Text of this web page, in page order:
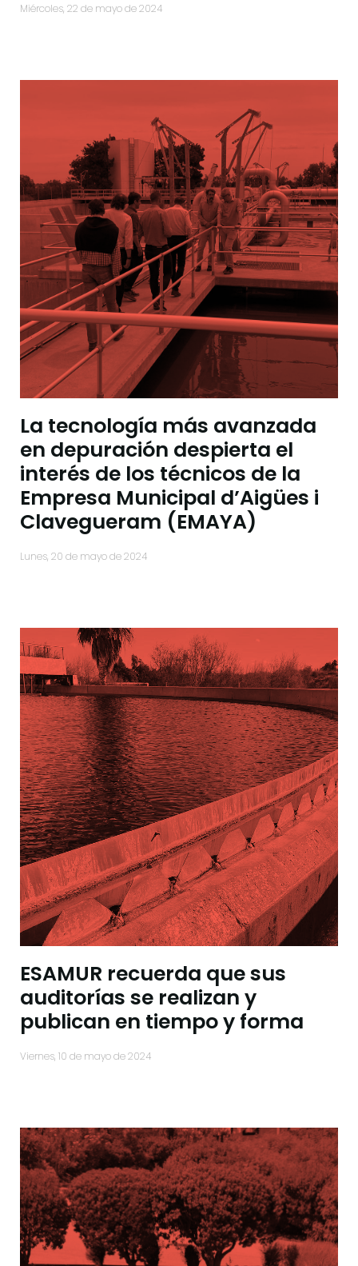
miércoles, 22 de mayo de 2024
La tecnología más avanzada
en depuración despierta el
interés de los técnicos de la
Empresa Municipal d’Aigües i
Clavegueram (EMAYA)
lunes, 20 de mayo de 2024
ESAMUR recuerda que sus
auditorías se realizan y
publican en tiempo y forma
viernes, 10 de mayo de 2024